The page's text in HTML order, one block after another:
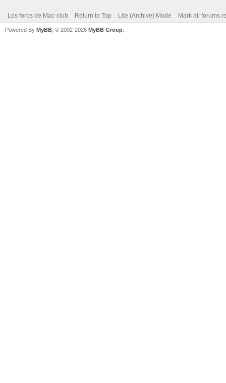
Los foros de Mac-club Return to Top Lite (Archive) Mode Mark all forums
Powered By MyBB , © 2002-2026 MyBB Group